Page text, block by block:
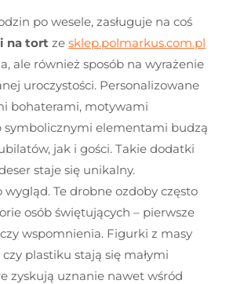
po wesele, zasługuje na coś
na tort ze sklep.polmarkus.com.pl
ale również sposób na wyrażenie
uroczystości. Personalizowane
bohaterami, motywami
symbolicznymi elementami budzą
jak i gości. Takie dodatki
staje się unikalny.
Te drobne ozdoby często
osób świętujących – pierwsze
wspomnienia. Figurki z masy
plastiku stają się małymi
zyskują uznanie nawet wśród